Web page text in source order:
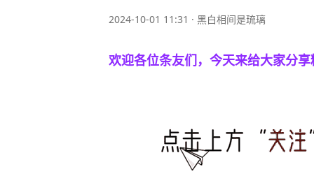
2024-10-01 11:31 · 黑白相间是琉璃
欢迎各位条友们，今天来给大家分